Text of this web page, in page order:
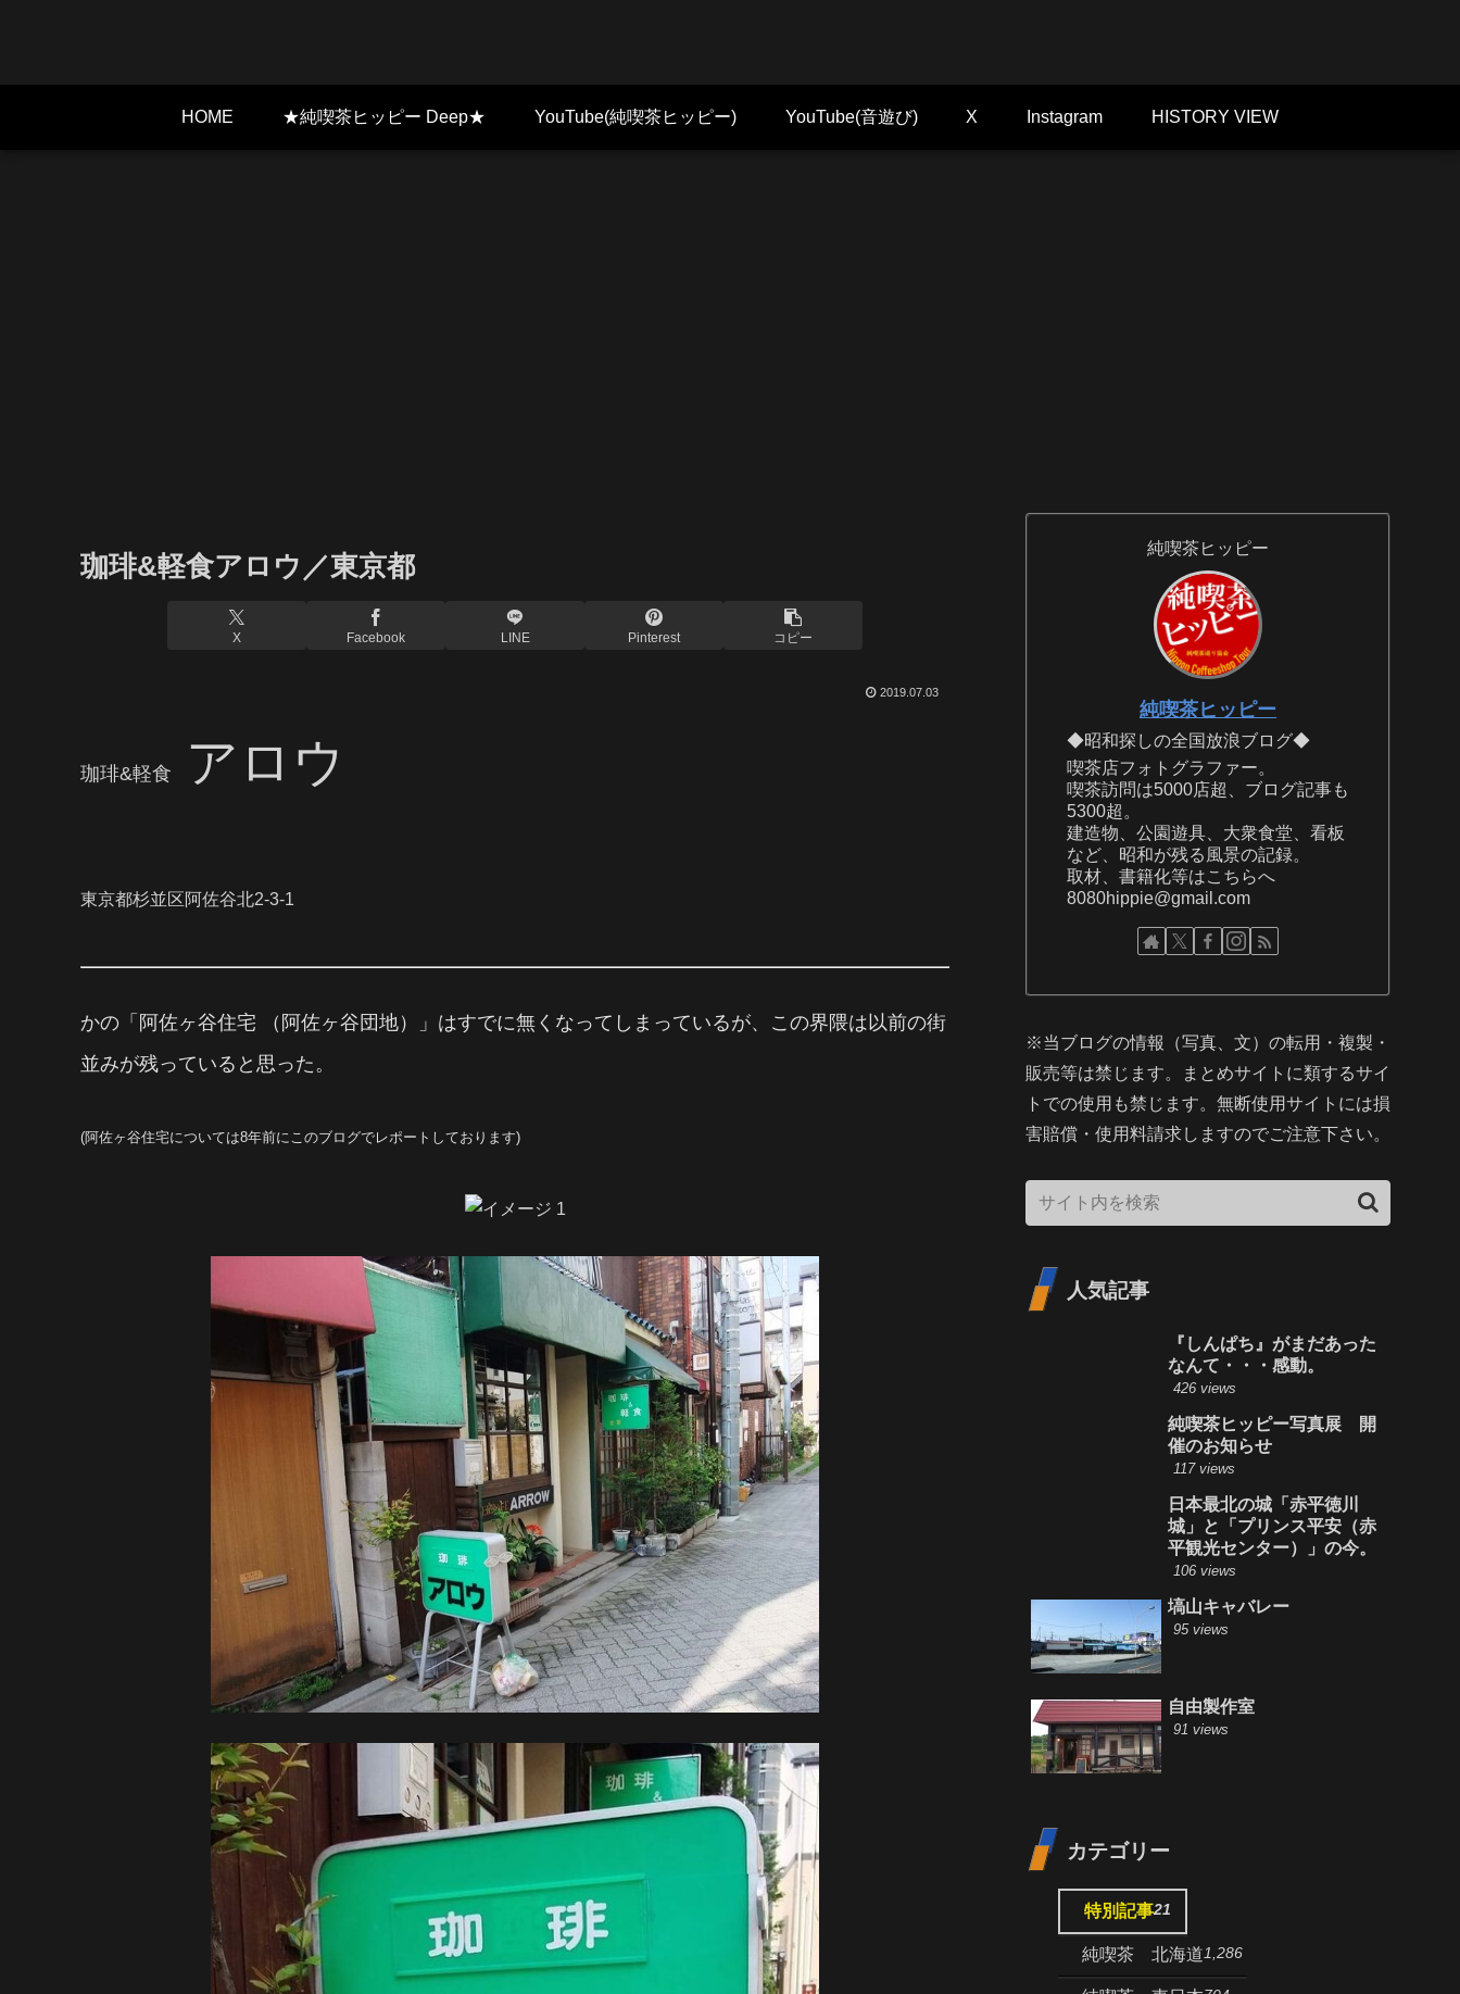
HOME ★純喫茶ヒッピー Deep★ YouTube(純喫茶ヒッピー) YouTube(音遊び) X Instagram HISTORY VIEW
珈琲&軽食アロウ／東京都
X Facebook LINE Pinterest コピー
2019.07.03
珈琲&軽食 アロウ
東京都杉並区阿佐谷北2-3-1
かの「 阿佐ヶ谷住宅 （阿佐ヶ谷団地）」 はすでに無くなってしまっているが、この界隈は以前の街
並みが残っていると思った。
(阿佐ヶ谷住宅については8年前にこのブログでレポートしております)
純喫茶ヒッピー
純喫茶ヒッピー
◆昭和探しの全国放浪ブログ◆
喫茶店フォトグラファー。
喫茶訪問は5000店超、ブログ記事も
5300超。
建造物、公園遊具、大衆食堂、看板
など、昭和が残る風景の記録。
取材、書籍化等はこちらへ
8080hippie@gmail.com
※当ブログの情報（写真、文）の転用・複製・
販売等は禁じます。まとめサイトに類するサイ
トでの使用も禁じます。無断使用サイトには損
害賠償・使用料請求しますのでご注意下さい。
人気記事
『しんぱち』がまだあった
なんて・・・感動。
426 views
純喫茶ヒッピー写真展 開
催のお知らせ
117 views
日本最北の城「赤平徳川
城」と「プリンス平安（赤
平観光センター）」の今。
106 views
塙山キャバレー
95 views
自由製作室
91 views
カテゴリー
特別記事21
純喫茶 北海道1,286